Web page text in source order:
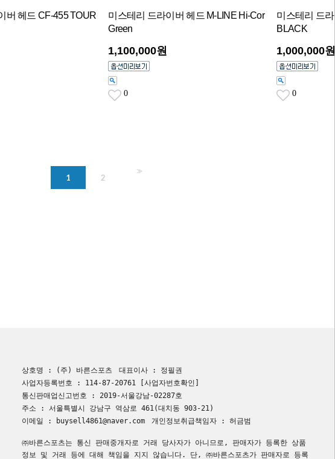
버 헤드 CF-455 TOUR
미스테리 드라이버 헤드 M-LINE Hi-Cor
Green
1,100,000원
0
미스테리 드
BLACK
1,000,000
0
1 2
>>
상호명 : (주) 바른스포츠
대표이사 : 정필권
사업자등록번호 : 114-87-20761
[사업자번호확인]
통신판매업신고번호 : 2019-서울강남-02287호
주소 : 서울특별시 강남구 역삼로 461(대치동 903-21)
이메일 : buysell4861@naver.com
개인정보취급책임자 : 허금범
㈜바른스포츠는 통신 판매중개자로 거래 당사자가 아니므로, 판매자가 등록한 상품
정보 및 거래 등에 대해 책임을 지지 않습니다. 단, ㈜바른스포츠가 판매자로 등록